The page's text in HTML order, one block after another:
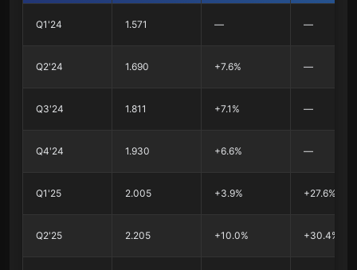
Q1'24 1.571 — —
Q2'24 1.690 +7.6% —
Q3'24 1.811 +7.1% —
Q4'24 1.930 +6.6% —
Q1'25 2.005 +3.9% +27.6%
Q2'25 2.205 +10.0% +30.4%